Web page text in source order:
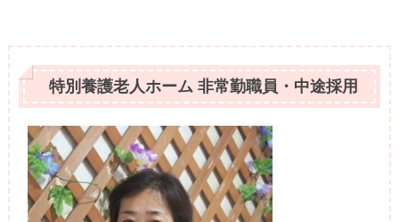
特別養護老人ホーム 非常勤職員・中途採用